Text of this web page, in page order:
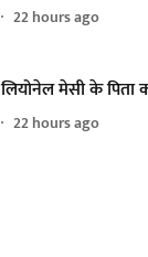
22 hours ago
लियोनेल मेसी के पिता
22 hours ago